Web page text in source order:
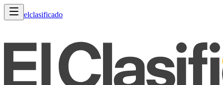
elclasificado